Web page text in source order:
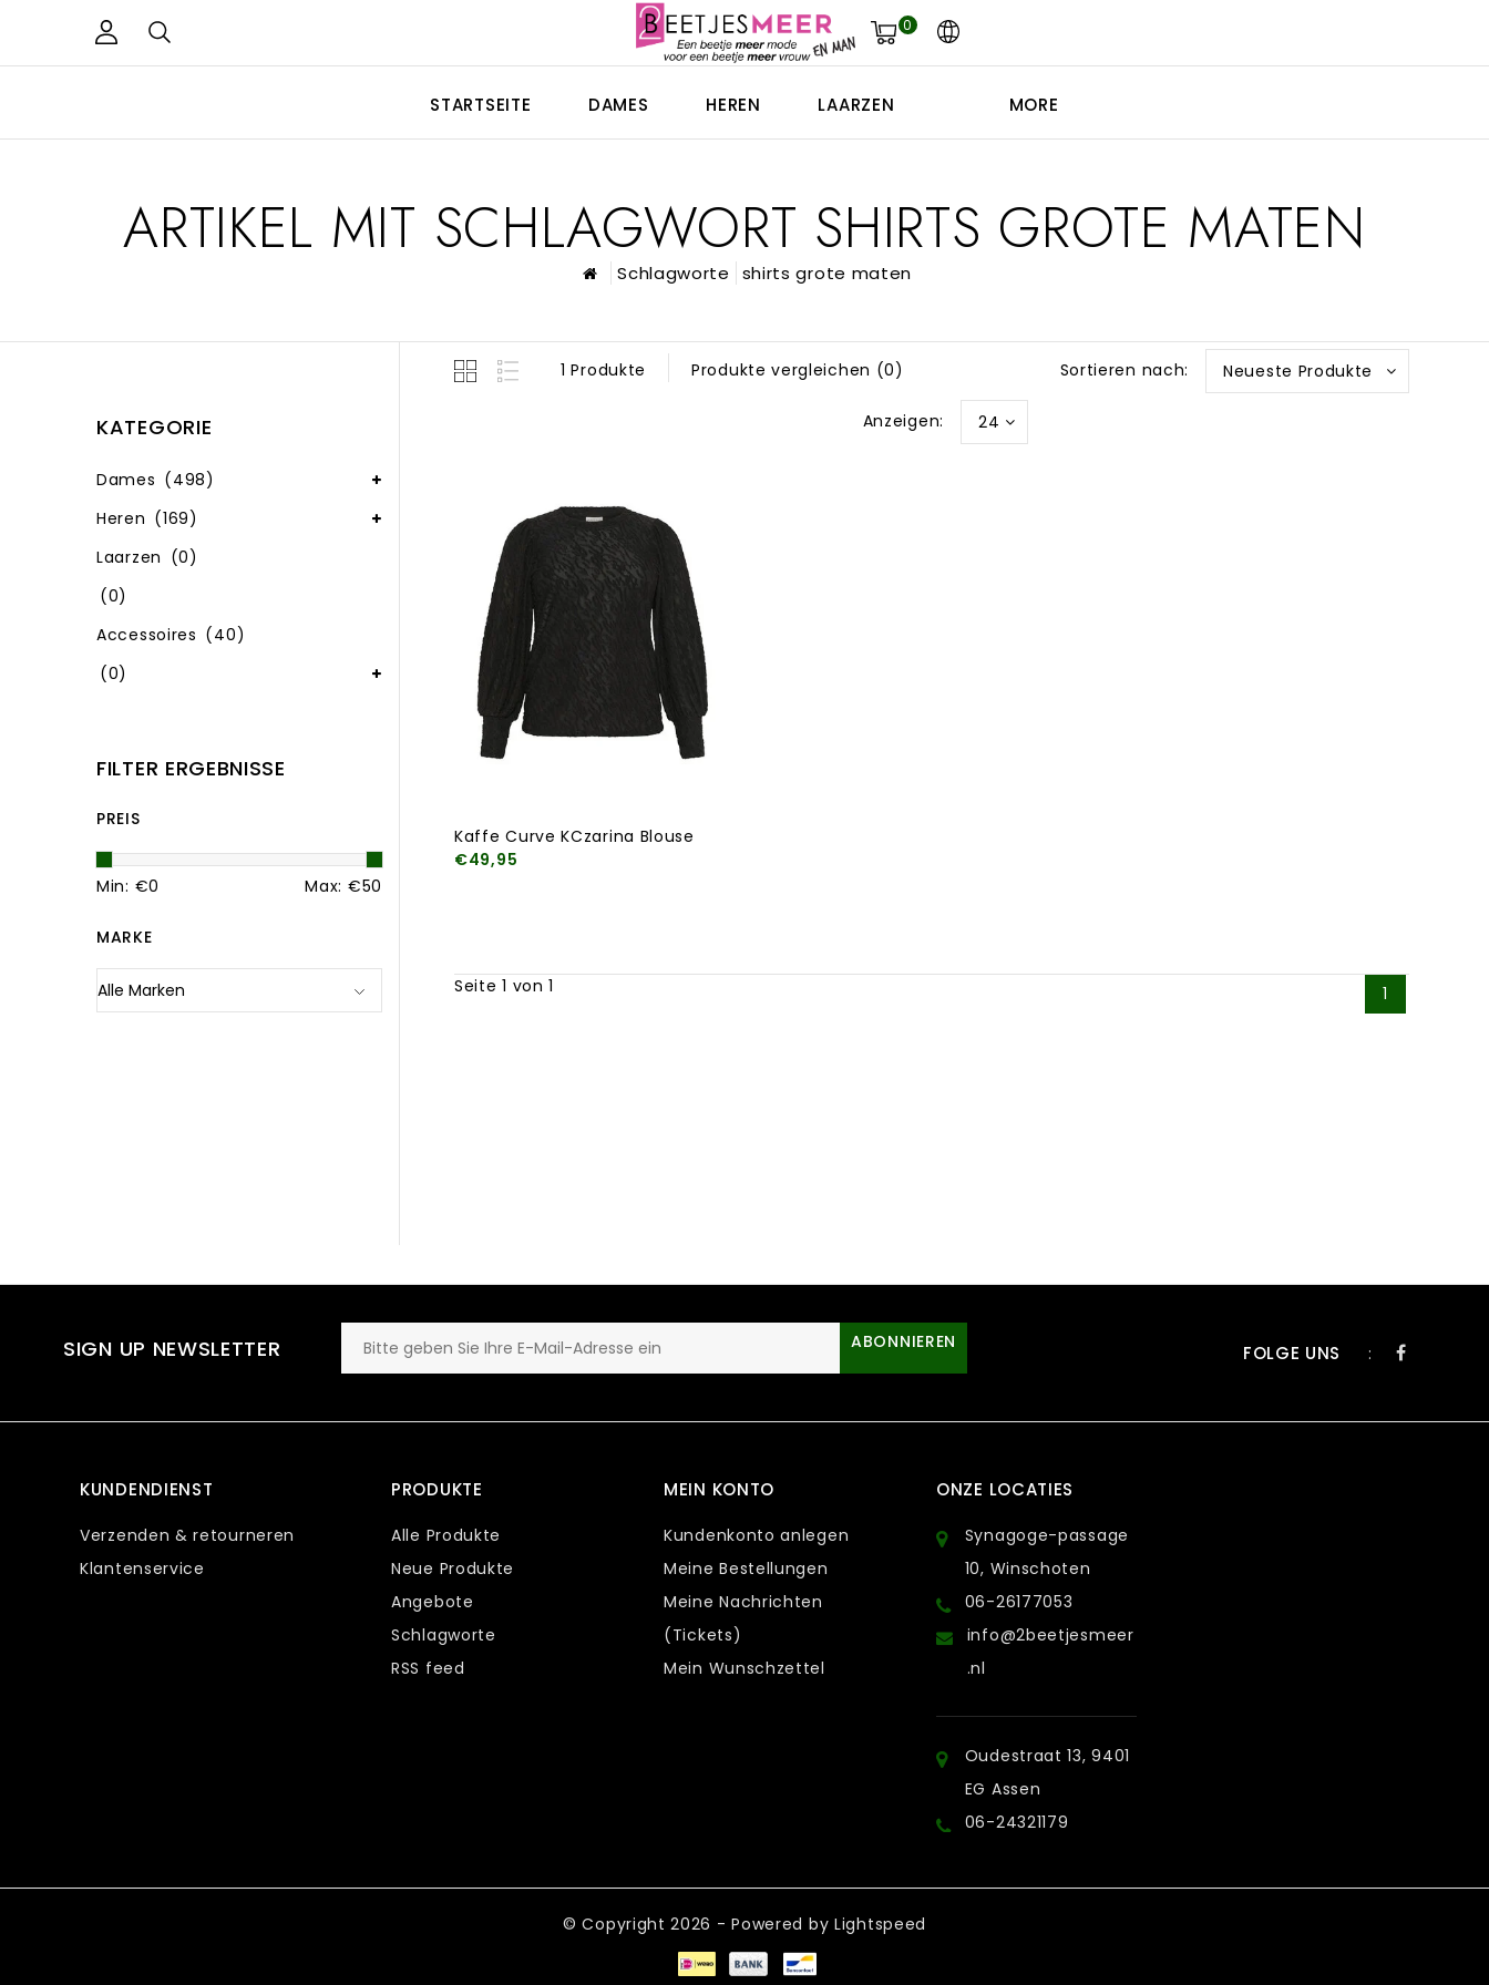
0
STARTSEITE DAMES HEREN LAARZEN MORE
ARTIKEL MIT SCHLAGWORT SHIRTS GROTE MATEN
Schlagworte shirts grote maten
KATEGORIE
Dames (498)
Heren (169)
Laarzen (0)
(0)
Accessoires (40)
(0)
FILTER ERGEBNISSE
PREIS
Min: €0 Max: €50
MARKE
1 Produkte Produkte vergleichen (0) Sortieren nach: Neueste Produkte
Anzeigen: 24
Kaffe Curve KCzarina Blouse
€49,95
Seite 1 von 1 1
SIGN UP NEWSLETTER ABONNIEREN FOLGE UNS :
KUNDENDIENST
Verzenden & retourneren
Klantenservice
PRODUKTE
Alle Produkte
Neue Produkte
Angebote
Schlagworte
RSS feed
MEIN KONTO
Kundenkonto anlegen
Meine Bestellungen
Meine Nachrichten
(Tickets)
Mein Wunschzettel
ONZE LOCATIES
Synagoge-passage
10, Winschoten
06-26177053
info@2beetjesmeer
.nl
Oudestraat 13, 9401
EG Assen
06-24321179
© Copyright 2026 - Powered by Lightspeed